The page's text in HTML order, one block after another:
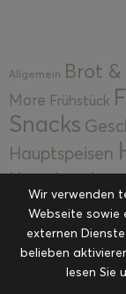
Allgemein Brot
More Frühstück
Snacks
Hauptspeisen
Kuchen,
Desserts Kulinarik
Rezepte
Wir verwenden
Webseite sowie
externen
belieben
lesen Sie